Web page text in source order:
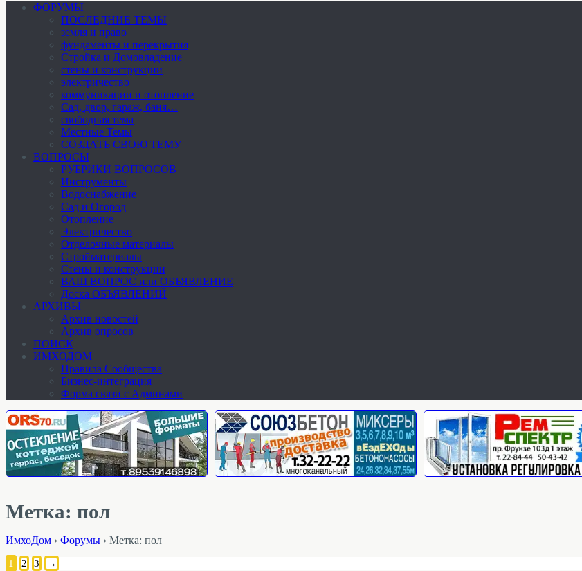
ФОРУМЫ
ПОСЛЕДНИЕ ТЕМЫ
земля и право
фундаменты и перекрытия
Стройка и Домовладение
стены и конструкции
электричество
коммуникации и отопление
Cад, двор, гараж, баня…
свободная тема
Местные Темы
СОЗДАТЬ СВОЮ ТЕМУ
ВОПРОСЫ
РУБРИКИ ВОПРОСОВ
Инструменты
Водоснабжение
Сад и Огород
Отопление
Электричество
Отделочные материалы
Стройматериалы
Стены и конструкции
ВАШ ВОПРОС или ОБЪЯВЛЕНИЕ
Доска ОБЪЯВЛЕНИЙ
АРХИВЫ
Архив новостей
Архив опросов
ПОИСК
ИМХОДОМ
Правила Сообщества
Бизнес-интеграция
Форма связи с Админами
Метка: пол
ИмхоДом › Форумы › Метка: пол
1 2 3 →